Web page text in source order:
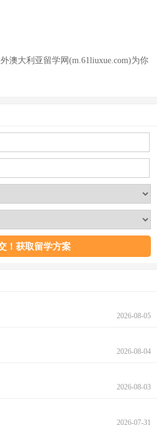
澳大利亚留学网(m.61liuxue.com)为你
2026-08-05
2026-08-04
2026-08-03
2026-07-31